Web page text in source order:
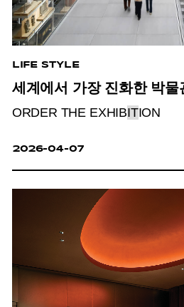
LIFE STYLE
세계에서 가장 진화한 박
ORDER THE EXHIBITION
2026-04-07